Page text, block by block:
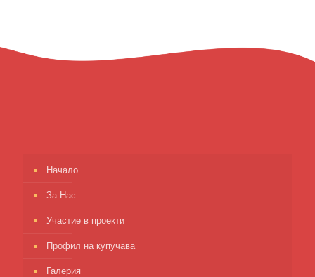
Начало
За Нас
Участие в проекти
Профил на купучава
Галерия